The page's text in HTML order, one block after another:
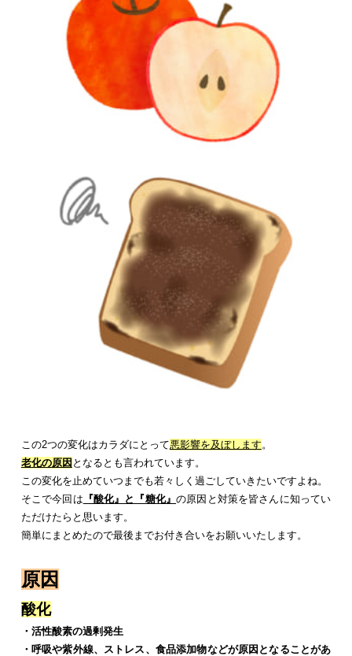
この2つの変化はカラダにとって悪影響を及ぼします 。
老化の原因 となるとも言われています。
この変化を止めていつまでも若々しく過ごしていきたいですよね。
そこで今回は 『酸化』と『糖化』の原因と対策を皆さんに知ってい
ただけたらと思います。
簡単にまとめたので最後までお付き合いをお願いいたします。
原因
酸化
・活性酸素の過剰発生
・呼吸や紫外線、ストレス、食品添加物などが原因となることがあ